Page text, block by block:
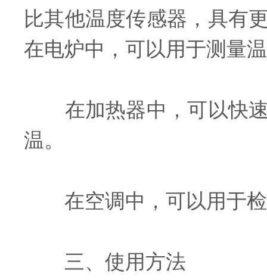
比其他温度传感器，具有
在电炉中，可以用于测量
在加热器中，可以快速
温。
在空调中，可以用于检
三、使用方法